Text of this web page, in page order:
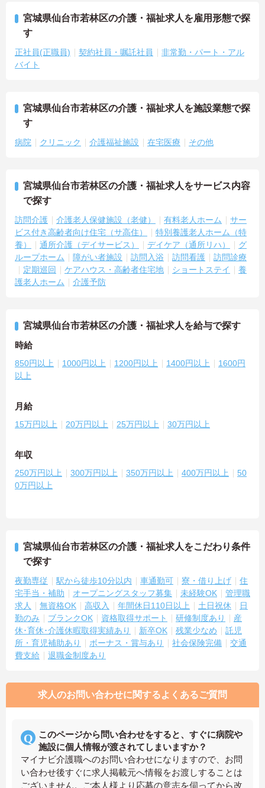
宮城県仙台市若林区の介護・福祉求人を雇用形態で探
す
正社員(正職員) 契約社員・嘱託社員
非常勤・パート・アル
バイト
宮城県仙台市若林区の介護・福祉求人を施設業態で探
す
病院 クリニック 介護福祉施設 在宅医療 その他
宮城県仙台市若林区の介護・福祉求人をサービス内容
で探す
訪問介護 介護老人保健施設（老健） 有料老人ホーム
サー
ビス付き高齢者向け住宅（サ高住）
特別養護老人ホーム（特
養）
通所介護（デイサービス） デイケア（通所リハ）
グ
ループホーム
障がい者施設 訪問入浴 訪問看護
訪問診療
定期巡回
ケアハウス・高齢者住宅地 ショートステイ
養
護老人ホーム
介護予防
宮城県仙台市若林区の介護・福祉求人を給与で探す
時給
850円以上 1000円以上 1200円以上 1400円以上
1600円
以上
月給
15万円以上 20万円以上 25万円以上 30万円以上
年収
250万円以上 300万円以上 350万円以上 400万円以上
50
0万円以上
宮城県仙台市若林区の介護・福祉求人をこだわり条件
で探す
夜勤専従 駅から徒歩10分以内 車通勤可 寮・借り上げ
住
宅手当・補助
オープニングスタッフ募集 未経験OK
管理職
求人
無資格OK 高収入 年間休日110日以上 土日祝休
日
勤のみ
ブランクOK 資格取得サポート 研修制度あり
産
休･育休･介護休暇取得実績あり
新卒OK 残業少なめ
託児
所・育児補助あり
ボーナス・賞与あり 社会保険完備
交通
費支給
退職金制度あり
求人のお問い合わせに関するよくあるご質問
このページから問い合わせをすると、すぐに病院や
施設に個人情報が渡されてしまいますか？
マイナビ介護職へのお問い合わせになりますので、お問
い合わせ後すぐに求人掲載元へ情報をお渡しすることは
ございません。ご本人様より応募の意志を伺ってから改